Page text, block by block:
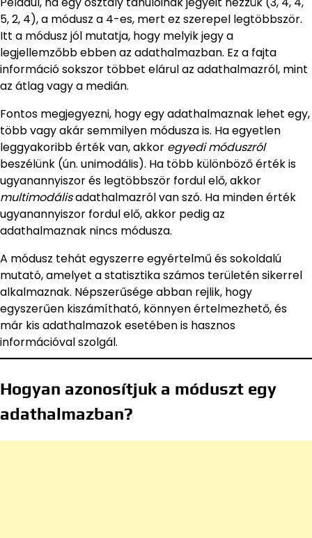
5, 2, 4), a módusz a 4-es, mert ez szerepel legtöbbször.
Itt a módusz jól mutatja, hogy melyik jegy a
legjellemzőbb ebben az adathalmazban. Ez a fajta
információ sokszor többet elárul az adathalmazról, mint
az átlag vagy a medián.
Fontos megjegyezni, hogy egy adathalmaznak lehet egy,
több vagy akár semmilyen módusza is. Ha egyetlen
leggyakoribb érték van, akkor egyedi móduszról
beszélünk (ún. unimodális). Ha több különböző érték is
ugyanannyiszor és legtöbbször fordul elő, akkor
multimodálisadathalmazról van szó. Ha minden érték
ugyanannyiszor fordul elő, akkor pedig az
adathalmaznak nincs módusza.
A módusz tehát egyszerre egyértelmű és sokoldalú
mutató, amelyet a statisztika számos területén sikerrel
alkalmaznak. Népszerűsége abban rejlik, hogy
egyszerűen kiszámítható, könnyen értelmezhető, és
már kis adathalmazok esetében is hasznos
információval szolgál.
Hogyan azonosítjuk a móduszt egy
adathalmazban?